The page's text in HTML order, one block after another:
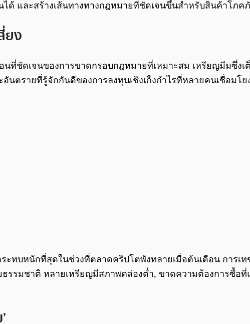
ได้ และสร้างเส้นทางทางกฎหมายที่ชัดเจนขึ้นสำหรับสินค้าโภ
ยง
นที่ชัดเจนของการขาดกรอบกฎหมายที่เหมาะสม เหรียญมีมซึ่ง
ตรายที่รู้จักกันดีของการลงทุนเชิงเก็งกำไรที่หลายคนเชื่อมโย
ะทบหนักที่สุดในช่วงที่ตลาดคริปโตพังทลายเมื่อต้นเดือน การเท
ธรรมชาติ หลายเหรียญมีสภาพคล่องต่ำ, ขาดความต้องการซื้อ